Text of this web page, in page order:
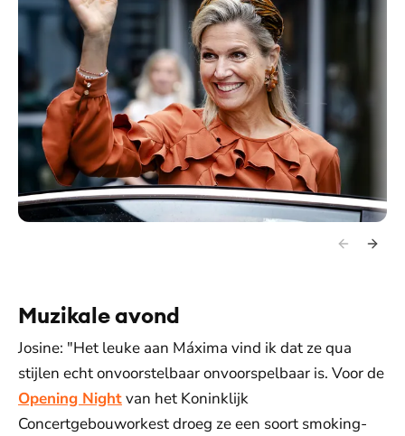
Muzikale avond
Josine: "Het leuke aan Máxima vind ik dat ze qua
stijlen echt onvoorstelbaar onvoorspelbaar is. Voor de
Opening Nightvan het Koninklijk
Concertgebouworkest droeg ze een soort smoking-